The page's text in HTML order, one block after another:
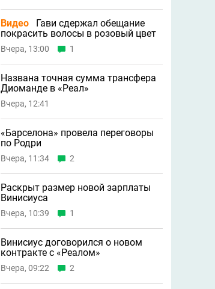
Видео
Гави сдержал обещание
покрасить волосы в розовый цвет
Вчера, 13:00 1
Названа точная сумма трансфера
Диоманде в «Реал»
Вчера, 12:41
«Барселона» провела переговоры
по Родри
Вчера, 11:34 2
Раскрыт размер новой зарплаты
Винисиуса
Вчера, 10:39 1
Винисиус договорился о новом
контракте с «Реалом»
Вчера, 09:22 2